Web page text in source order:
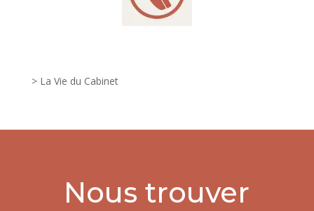
> La Vie du Cabinet
Nous trouver